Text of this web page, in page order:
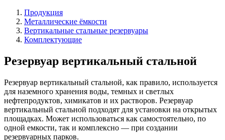
Продукция
Металлические ёмкости
Вертикальные стальные резервуары
Комплектующие
Резервуар вертикальный стальной
Резервуар вертикальный стальной, как правило, используется
для наземного хранения воды, темных и светлых
нефтепродуктов, химикатов и их растворов. Резервуар
вертикальный стальной подходят для установки на открытых
площадках. Может использоваться как самостоятельно, по
одной емкости, так и комплексно — при создании
резервуарных парков.